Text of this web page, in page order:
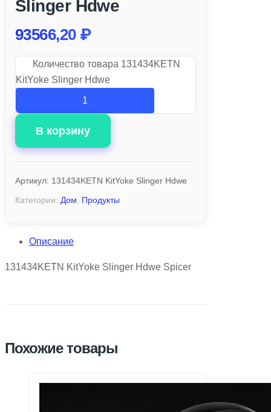
Slinger Hdwe
93566,20 ₽
Количество товара 131434KETN
KitYoke Slinger Hdwe
В корзину
Артикул: 131434KETN KitYoke Slinger Hdwe
Категории: Дом Продукты
Описание
131434KETN KitYoke Slinger Hdwe Spicer
Похожие товары